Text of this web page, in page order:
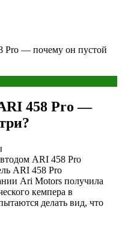
Pro — почему он пустой
458 Pro —
ARI 458 Pro
ARI 458 Pro
Ari Motors получила
кемпера в
делать вид, что